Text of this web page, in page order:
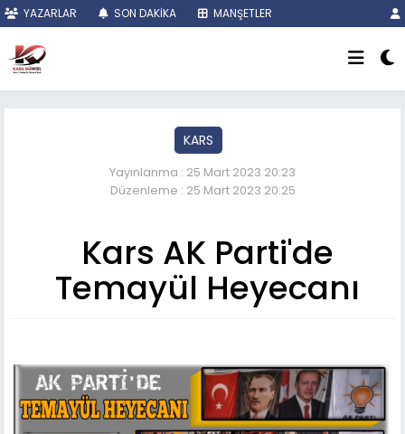
YAZARLAR SON DAKİKA MANŞETLER
KARS
Yayınlanma : 25 Mart 2023 20:23
Düzenleme : 25 Mart 2023 20:25
Kars AK Parti'de
Temayül Heyecanı